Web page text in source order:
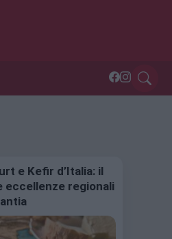
e Kefir d’Italia: il
eccellenze regionali